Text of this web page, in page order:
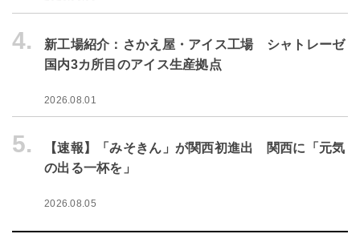
4.
新工場紹介：さかえ屋・アイス工場 シャトレーゼ
国内3カ所目のアイス生産拠点
2026.08.01
5.
【速報】「みそきん」が関西初進出 関西に「元気
の出る一杯を」
2026.08.05